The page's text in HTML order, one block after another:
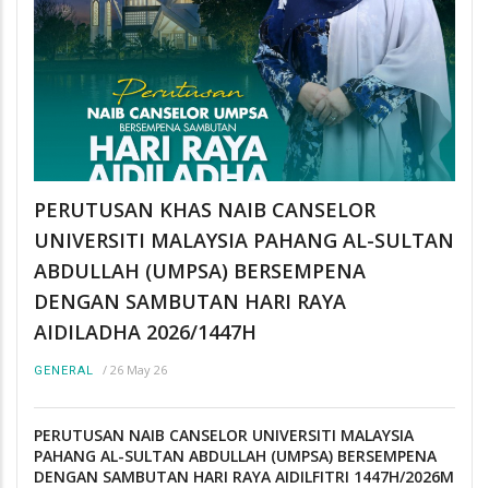
PERUTUSAN KHAS NAIB CANSELOR
UNIVERSITI MALAYSIA PAHANG AL-SULTAN
ABDULLAH (UMPSA) BERSEMPENA
DENGAN SAMBUTAN HARI RAYA
AIDILADHA 2026/1447H
GENERAL / 26 May 26
PERUTUSAN NAIB CANSELOR UNIVERSITI MALAYSIA
PAHANG AL-SULTAN ABDULLAH (UMPSA) BERSEMPENA
DENGAN SAMBUTAN HARI RAYA AIDILFITRI 1447H/2026M